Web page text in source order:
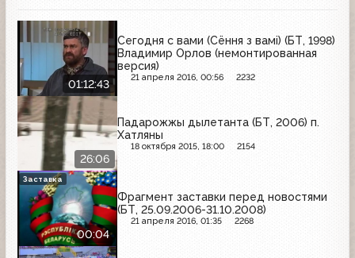
01:12:43
Сегодня с вами (Сёння з вамi) (БТ, 1998)
Владимир Орлов (немонтированная
версия)
21 апреля 2016, 00:56 2232
26:06
Падарожжы дылетанта (БТ, 2006) п.
Хатляны
18 октября 2015, 18:00 2154
00:04
Фрагмент заставки перед новостями
(БТ, 25.09.2006-31.10.2008)
21 апреля 2016, 01:35 2268
Заставка